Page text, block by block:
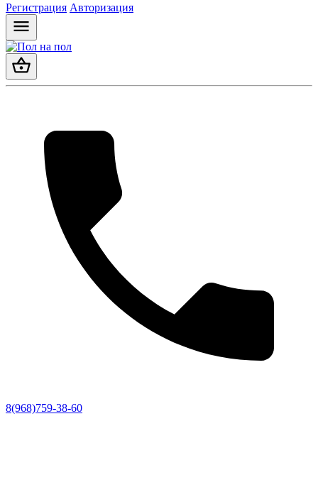
Регистрация Авторизация
8(968)759-38-60